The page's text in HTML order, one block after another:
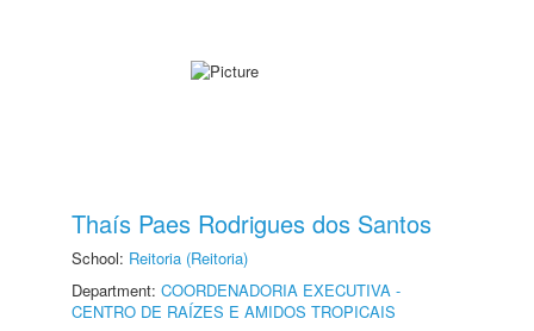
Thaís Paes Rodrigues dos Santos
School: Reitoria (Reitoria)
Department: COORDENADORIA EXECUTIVA -
CENTRO DE RAÍZES E AMIDOS TROPICAIS